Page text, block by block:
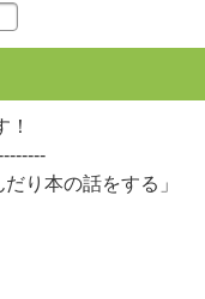
り本の話をする」